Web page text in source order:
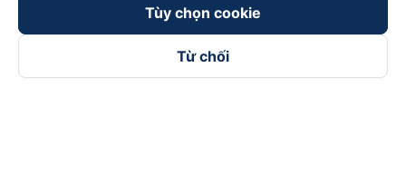
Tùy chọn cookie
Từ chối